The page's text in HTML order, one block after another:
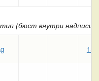
(бюст внутри надписи)